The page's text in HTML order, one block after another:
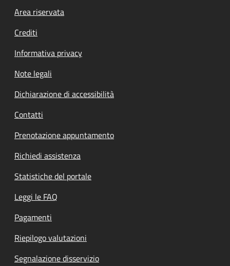
Footer menu
Area riservata
Crediti
Informativa privacy
Note legali
Dichiarazione di accessibilità
Contatti
Prenotazione appuntamento
Richiedi assistenza
Statistiche del portale
Leggi le FAQ
Pagamenti
Riepilogo valutazioni
Segnalazione disservizio